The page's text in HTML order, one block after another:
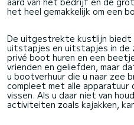
het heel gemakkelijk om een
De uitgestrekte kustlijn biedt
uitstapjes en uitstapjes in de
privé boot huren en een
vrienden en geliefden, maar
u bootverhuur die u naar zee
compleet met alle
vissen. Als u daar niet van
activiteiten zoals kajakken,